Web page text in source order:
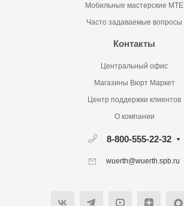
Мобильные мастерские MTE
Часто задаваемые вопросы
Контакты
Центральный офис
Магазины Вюрт Маркет
Центр поддержки клиентов
О компании
8-800-555-22-32
wuerth@wuerth.spb.ru